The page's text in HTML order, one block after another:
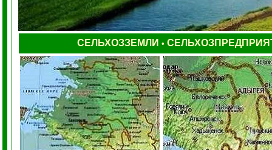
СЕЛЬХОЗЗЕМЛИ •